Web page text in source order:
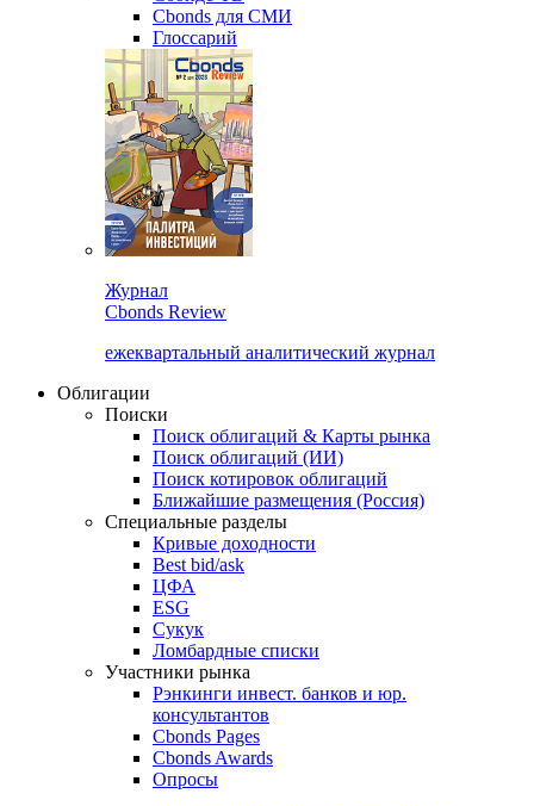
Новости & Research Hub
Новости рынка
Research Hub
Сбондс-ТВ
Cbonds для СМИ
Глоссарий
Cbonds Review
ежеквартальный аналитический журнал
Облигации
Поиски
Поиск облигаций & Карты рынка
Поиск облигаций (ИИ)
Поиск котировок облигаций
Ближайшие размещения (Россия)
Специальные разделы
Кривые доходности
Best bid/ask
ЦФА
ESG
Сукук
Ломбардные списки
Участники рынка
Рэнкинги инвест. банков и юр.